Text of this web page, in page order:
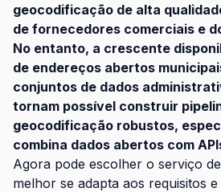
geocodificação de alta
de fornecedores comerciais e
No entanto, a crescente
de endereços abertos
conjuntos de dados
tornam possível construir
geocodificação robustos,
combina dados abertos com
Agora pode escolher o serviço
melhor se adapta aos requisitos